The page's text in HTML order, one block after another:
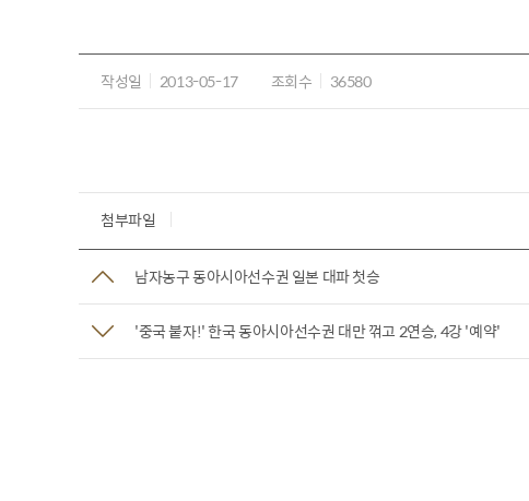
작성일 2013-05-17 조회수 36580
첨부파일
남자농구 동아시아선수권 일본 대파 첫승
'중국 붙자!' 한국 동아시아선수권 대만 꺾고 2연승, 4강 '예약'